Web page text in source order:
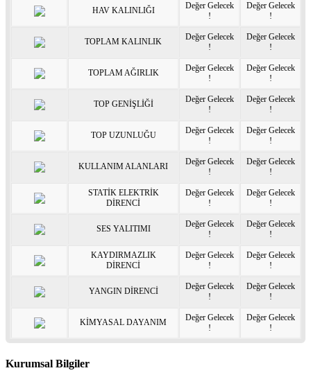
HAV KALINLIĞI
Değer Gelecek
!
Değer Gelecek
!
TOPLAM KALINLIK
Değer Gelecek
!
Değer Gelecek
!
TOPLAM AĞIRLIK
Değer Gelecek
!
Değer Gelecek
!
TOP GENİŞLİĞİ
Değer Gelecek
!
Değer Gelecek
!
TOP UZUNLUĞU
Değer Gelecek
!
Değer Gelecek
!
KULLANIM ALANLARI
Değer Gelecek
!
Değer Gelecek
!
STATİK ELEKTRİK
DİRENCİ
Değer Gelecek
!
Değer Gelecek
!
SES YALITIMI
Değer Gelecek
!
Değer Gelecek
!
KAYDIRMAZLIK
DİRENCİ
Değer Gelecek
!
Değer Gelecek
!
YANGIN DİRENCİ
Değer Gelecek
!
Değer Gelecek
!
KİMYASAL DAYANIM
Değer Gelecek
!
Değer Gelecek
!
Kurumsal Bilgiler